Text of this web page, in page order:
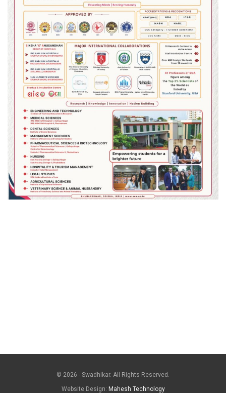
© 2026 - Swadhikar. All Rights Reserved.
Website Design: Mahesh Technology